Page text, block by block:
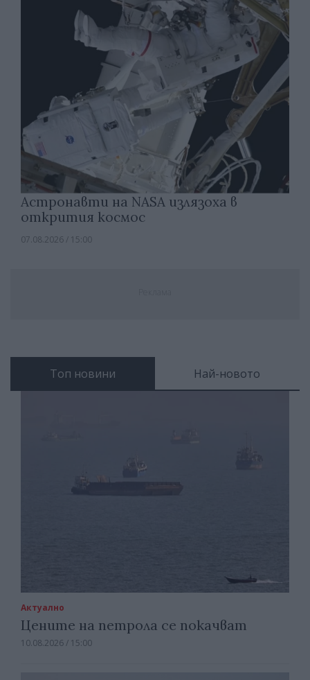
Астронавти на NASA излязоха в
открития космос
07.08.2026 / 15:00
Топ новини Най-новото
Актуално
Цените на петрола се покачват
10.08.2026 / 15:00